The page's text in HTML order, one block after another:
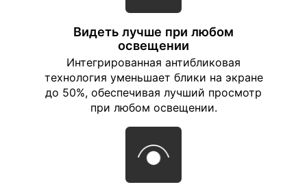
Видеть лучше при любом
освещении
Интегрированная антибликовая
технология уменьшает блики на экране
до 50%, обеспечивая лучший просмотр
при любом освещении.